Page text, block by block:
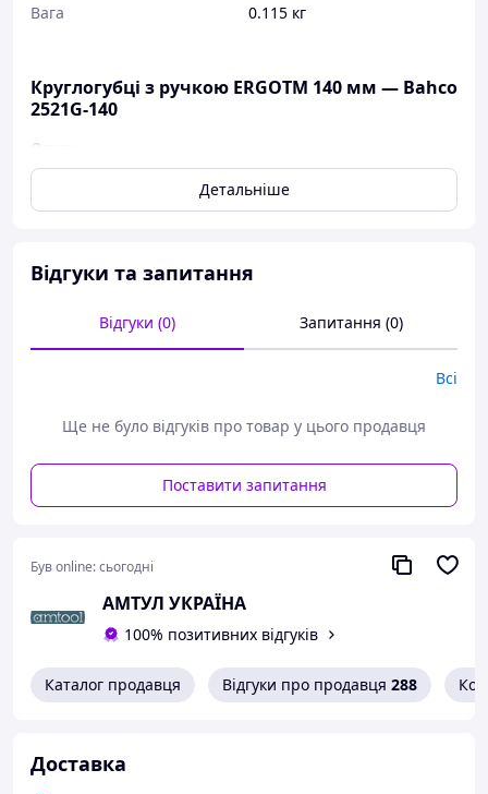
Вага
0.115 кг
Круглогубці з ручкою ERGOTM 140 мм — Bahco
2521G-140
Опис:
Круглогубці ERGOTM
Оздоблення: Оксидування, антикорозійна
Двокомпотінні ручки ERGOTM з жорсткого
забезпечують надійне захоплення
Особливо підходять для кручення дроту
Технічні характеристики:
E: 3,6 мм
Довжина: 140 мм
Вага: 0.115 гр
Детальніше
Відгуки та запитання
Відгуки (0) Запитання (0)
Всі
Ще не було відгуків про товар у цього продавця
Поставити запитання
Був online:сьогодні
АМТУЛ УКРАЇНА
100% позитивних відгуків
Каталог продавця Відгуки про продавця 288
Доставка